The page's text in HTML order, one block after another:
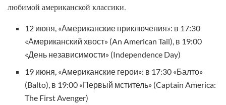
любимой американской классики.
12 июня, «Американские приключения»: в 17:30
«Американский хвост» (An American Tail), в 19:00
«День независимости» (Independence Day)
19 июня, «Американские герои»: в 17:30 «Балто»
(Balto), в 19:00 «Первый мститель» (Captain America:
The First Avenger)